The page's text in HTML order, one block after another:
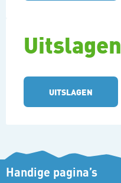
Uitslagen
UITSLAGEN
Handige pagina’s